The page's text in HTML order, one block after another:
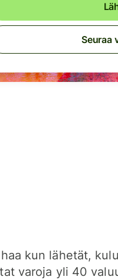
Seuraa
kun lähetät,
varoja yli 40